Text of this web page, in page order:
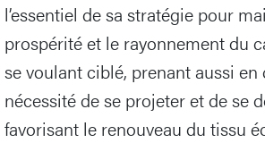
l’essentiel de sa stratégie pour
prospérité et le rayonnement du
se voulant ciblé, prenant aussi en
nécessité de se projeter et de se
favorisant le renouveau du tissu